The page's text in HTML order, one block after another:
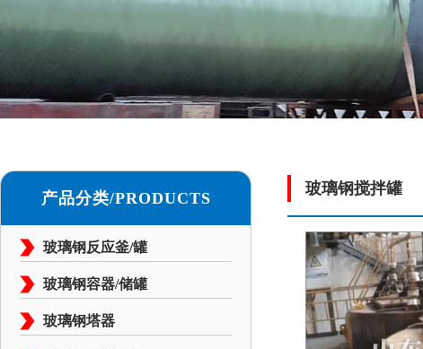
产品分类/PRODUCTS
玻璃钢反应釜/罐
玻璃钢容器/储罐
玻璃钢塔器
玻璃钢搅拌罐